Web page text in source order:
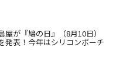
が『鳩の日』（8月10日）
発表！今年はシリコンポーチ